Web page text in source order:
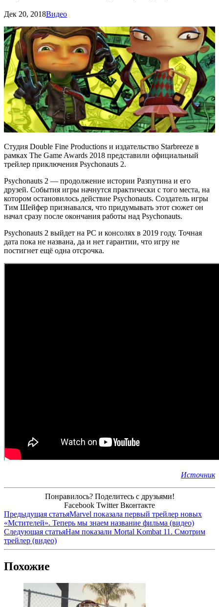
Дек 20, 2018Видео
Студия Double Fine Productions и издательство Starbreeze в
рамках The Game Awards 2018 представили официальный
трейлер приключения Psychonauts 2.
Psychonauts 2 — продолжение истории Разпутина и его
друзей. События игры начнутся практически с того места, на
котором остановилось действие Psychonauts. Создатель игры
Тим Шейфер признавался, что придумывать этот сюжет он
начал сразу после окончания работы над Psychonauts.
Psychonauts 2 выйдет на РС и консолях в 2019 году. Точная
дата пока не названа, да и нет гарантии, что игру не
постигнет ещё одна отсрочка.
Источник
Понравилось? Поделитесь с друзьями!
Facebook Twitter Вконтакте
Предыдущая статьяMarvel показала первый трейлер новых
«Мстителей». Теперь мы знаем название фильма (видео)
Следующая статьяНам показали Mortal Kombat 11. Смотрим
трейлер (видео)
Похожие